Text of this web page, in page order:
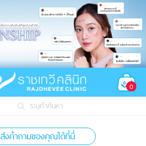
0
ระบุคำค้นหา
ส่งคำถามของคุณได้ที่นี่